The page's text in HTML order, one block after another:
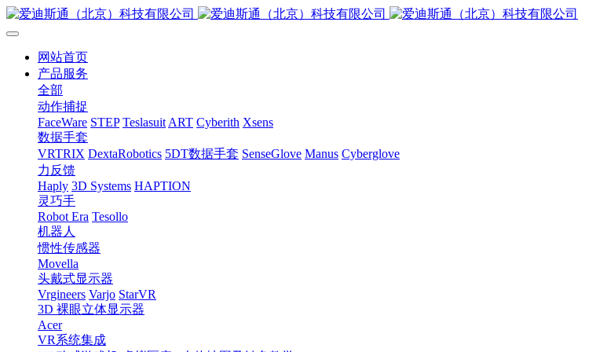
网站首页
产品服务
全部
动作捕捉
FaceWare STEP Teslasuit ART Cyberith Xsens
数据手套
VRTRIX DextaRobotics 5DT数据手套 SenseGlove Manus Cyberglove
力反馈
Haply 3D Systems HAPTION
灵巧手
Robot Era Tesollo
机器人
惯性传感器
Movella
头戴式显示器
Vrgineers Varjo StarVR
3D 裸眼立体显示器
Acer
VR系统集成